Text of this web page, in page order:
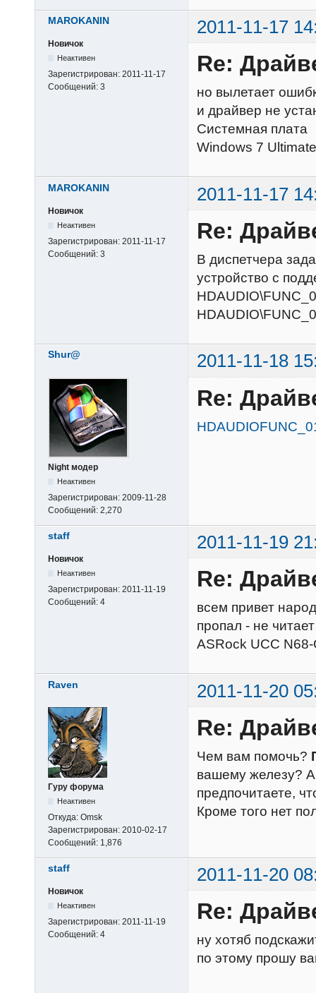
MAROKANIN 2011-11-17
Новичок
Неактивен
Зарегистрирован: 2011-11-17
Сообщений: 3
Re:
но вылетает
и драйвер не
Системная
Windows 7
MAROKANIN 2011-11-17
Новичок
Неактивен
Зарегистрирован: 2011-11-17
Сообщений: 3
Re:
В диспетчера
устройство с
Shur@ 2011-11-18
Night модер
Неактивен
Зарегистрирован: 2009-11-28
Сообщений: 2,270
Re:
staff 2011-11-19
Новичок
Неактивен
Зарегистрирован: 2011-11-19
Сообщений: 4
Re:
всем привет
пропал - не
ASRock UCC
Raven 2011-11-20
Гуру форума
Неактивен
Откуда: Omsk
Зарегистрирован: 2010-02-17
Сообщений: 1,876
Re:
Чем вам помочь?
вашему железу?
предпочитаете,
Кроме того нет
staff 2011-11-20
Новичок
Неактивен
Зарегистрирован: 2011-11-19
Сообщений: 4
Re:
ну хотяб
по этому прошу